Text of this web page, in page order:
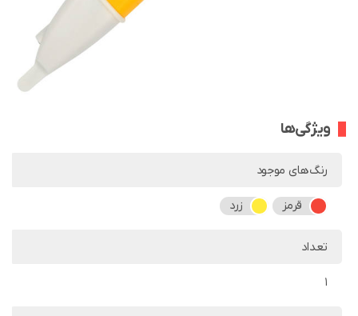
ویژگی‌ها
رنگ‌های موجود
قرمز زرد
تعداد
1